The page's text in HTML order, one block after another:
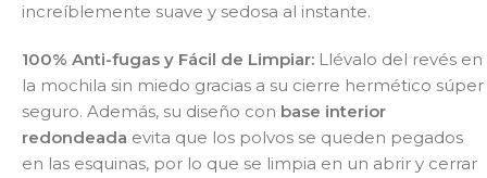
increíblemente suave y sedosa al instante.
100% Anti-fugas y Fácil de Limpiar: Llévalo del revés en
la mochila sin miedo gracias a su cierre hermético súper
seguro. Además, su diseño con base interior
redondeada evita que los polvos se queden pegados
en las esquinas, por lo que se limpia en un abrir y cerrar